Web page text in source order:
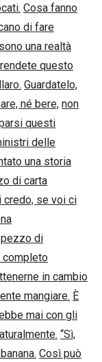
Cosa fanno
di fare
una realtà
questo
Guardatelo,
né bere, non
questi
delle
una storia
di carta
credo, se voi ci
di
completo
in cambio
mangiare. È
mai con gli
“Sì,
Così può